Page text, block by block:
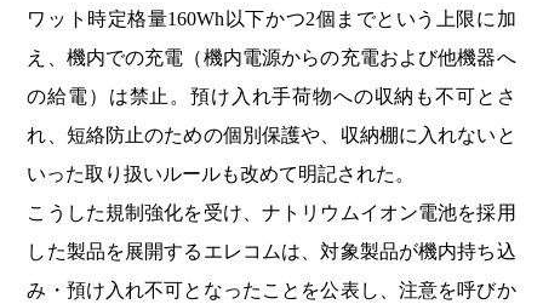
ワット時定格量160Wh以下かつ2個までという上限に加
え、機内での充電（機内電源からの充電および他機器へ
の給電）は禁止。預け入れ手荷物への収納も不可とさ
れ、短絡防止のための個別保護や、収納棚に入れないと
いった取り扱いルールも改めて明記された。
こうした規制強化を受け、ナトリウムイオン電池を採用
した製品を展開するエレコムは、対象製品が機内持ち込
み・預け入れ不可となったことを公表し、注意を呼びか